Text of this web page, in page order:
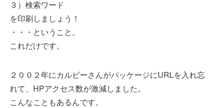
３）検索ワード
を印刷しましょう！
・・・ということ。
これだけです。
２００２年にカルビーさんがパッケージにURLを入れ忘
れて、HPアクセス数が激減しました。
こんなこともあるんです。